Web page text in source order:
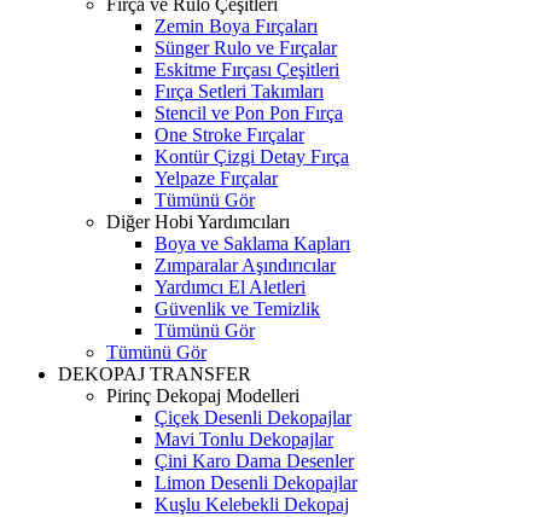
Fırça ve Rulo Çeşitleri
Zemin Boya Fırçaları
Sünger Rulo ve Fırçalar
Eskitme Fırçası Çeşitleri
Fırça Setleri Takımları
Stencil ve Pon Pon Fırça
One Stroke Fırçalar
Kontür Çizgi Detay Fırça
Yelpaze Fırçalar
Tümünü Gör
Diğer Hobi Yardımcıları
Boya ve Saklama Kapları
Zımparalar Aşındırıcılar
Yardımcı El Aletleri
Güvenlik ve Temizlik
Tümünü Gör
Tümünü Gör
DEKOPAJ TRANSFER
Pirinç Dekopaj Modelleri
Çiçek Desenli Dekopajlar
Mavi Tonlu Dekopajlar
Çini Karo Dama Desenler
Limon Desenli Dekopajlar
Kuşlu Kelebekli Dekopaj